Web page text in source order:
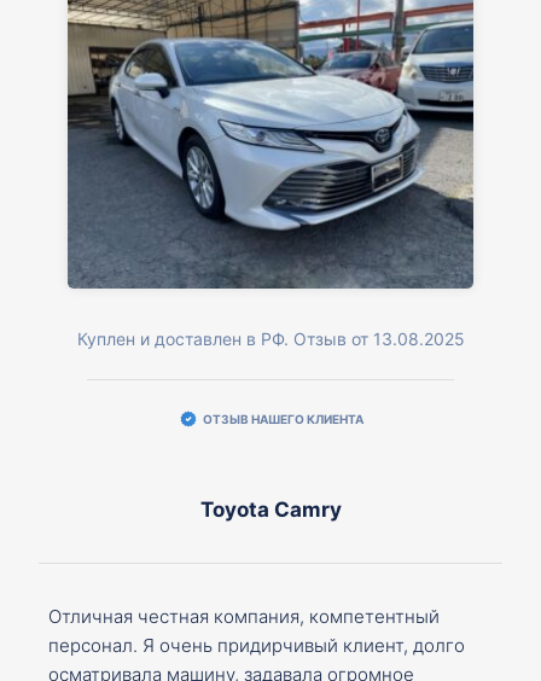
Куплен и доставлен в РФ. Отзыв от 13.08.2025
ОТЗЫВ НАШЕГО КЛИЕНТА
Toyota Camry
Отличная честная компания, компетентный
персонал. Я очень придирчивый клиент, долго
осматривала машину, задавала огромное